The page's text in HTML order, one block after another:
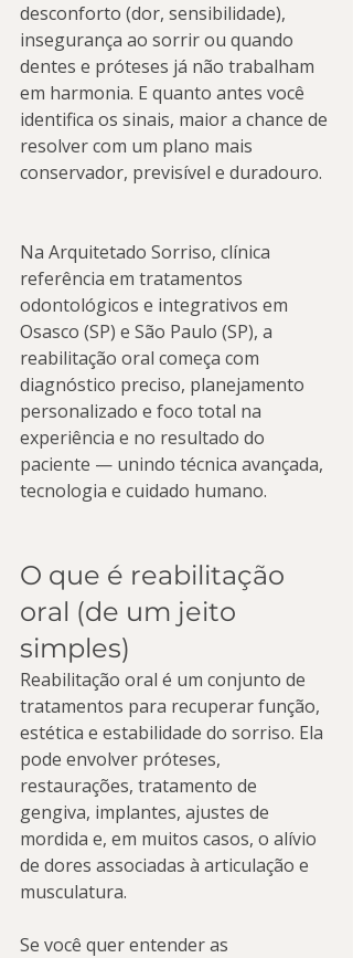
desconforto (dor, sensibilidade),
insegurança ao sorrir ou quando
dentes e próteses já não trabalham
em harmonia. E quanto antes você
identifica os sinais, maior a chance de
resolver com um plano mais
conservador, previsível e duradouro.
Na Arquitetado Sorriso, clínica
referência em tratamentos
odontológicos e integrativos em
Osasco (SP) e São Paulo (SP), a
reabilitação oral começa com
diagnóstico preciso, planejamento
personalizado e foco total na
experiência e no resultado do
paciente — unindo técnica avançada,
tecnologia e cuidado humano.
O que é reabilitação
oral (de um jeito
simples)
Reabilitação oral é um conjunto de
tratamentos para recuperar função,
estética e estabilidade do sorriso. Ela
pode envolver próteses,
restaurações, tratamento de
gengiva, implantes, ajustes de
mordida e, em muitos casos, o alívio
de dores associadas à articulação e
musculatura.
Se você quer entender as